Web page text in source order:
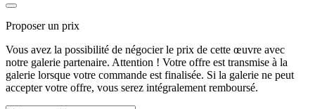
Proposer un prix
Vous avez la possibilité de négocier le prix de cette œuvre avec
notre galerie partenaire. Attention ! Votre offre est transmise à la
galerie lorsque votre commande est finalisée. Si la galerie ne peut
accepter votre offre, vous serez intégralement remboursé.